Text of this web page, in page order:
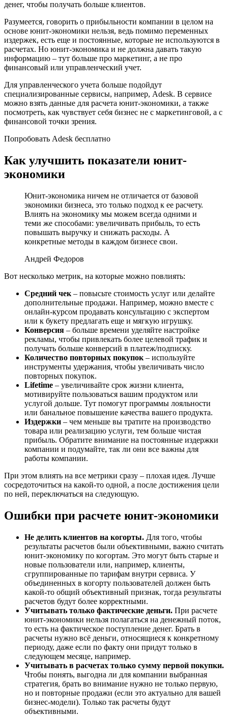
денег, чтобы получать больше клиентов.
Разумеется, говорить о прибыльности компании в целом на
основе юнит-экономики нельзя, ведь помимо переменных
издержек, есть еще и постоянные, которые не используются в
расчетах. Но юнит-экономика и не должна давать такую
информацию – тут больше про маркетинг, а не про
финансовый или управленческий учет.
Для управленческого учета больше подойдут
специализированные сервисы, например, Adesk. В сервисе
можно взять данные для расчета юнит-экономики, а также
посмотреть, как чувствует себя бизнес не с маркетинговой, а с
финансовой точки зрения.
Попробовать Adesk бесплатно
Как улучшить показатели юнит-
экономики
Юнит-экономика ничем не отличается от базовой
экономики бизнеса, это только подход к ее расчету.
Влиять на экономику мы можем всегда одними и
теми же способами: увеличивать прибыль, то есть
повышать выручку и снижать расходы. А
конкретные методы в каждом бизнесе свои.
Андрей Федоров
Вот несколько метрик, на которые можно повлиять:
Средний чек – повысьте стоимость услуг или делайте
дополнительные продажи. Например, можно вместе с
онлайн-курсом продавать консультацию с экспертом
или к букету предлагать еще и мягкую игрушку.
Конверсия – больше времени уделяйте настройке
рекламы, чтобы привлекать более целевой трафик и
получать больше конверсий в платеж/подписку.
Количество повторных покупок – используйте
инструменты удержания, чтобы увеличивать число
повторных покупок.
Lifetime – увеличивайте срок жизни клиента,
мотивируйте пользоваться вашим продуктом или
услугой дольше. Тут помогут программы лояльности
или банальное повышение качества вашего продукта.
Издержки – чем меньше вы тратите на производство
товара или реализацию услуги, тем больше чистая
прибыль. Обратите внимание на постоянные издержки
компании и подумайте, так ли они все важны для
работы компании.
При этом влиять на все метрики сразу – плохая идея. Лучше
сосредоточиться на какой-то одной, а после достижения цели
по ней, переключаться на следующую.
Ошибки при расчете юнит-экономики
Не делить клиентов на когорты. Для того, чтобы
результаты расчетов были объективными, важно считать
юнит-экономику по когортам. Это могут быть старые и
новые пользователи или, например, клиенты,
сгруппированные по тарифам внутри сервиса. У
объединенных в когорту пользователей должен быть
какой-то общий объективный признак, тогда результаты
расчетов будут более корректными.
Учитывать только фактические деньги. При расчете
юнит-экономики нельзя полагаться на денежный поток,
то есть на фактическое поступление денег. Брать в
расчеты нужно всё деньги, относящиеся к конкретному
периоду, даже если по факту они придут только в
следующем месяце, например.
Учитывать в расчетах только сумму первой покупки.
Чтобы понять, выгодна ли для компании выбранная
стратегия, брать во внимание нужно не только первую,
но и повторные продажи (если это актуально для вашей
бизнес-модели). Только так расчеты будут
объективными.